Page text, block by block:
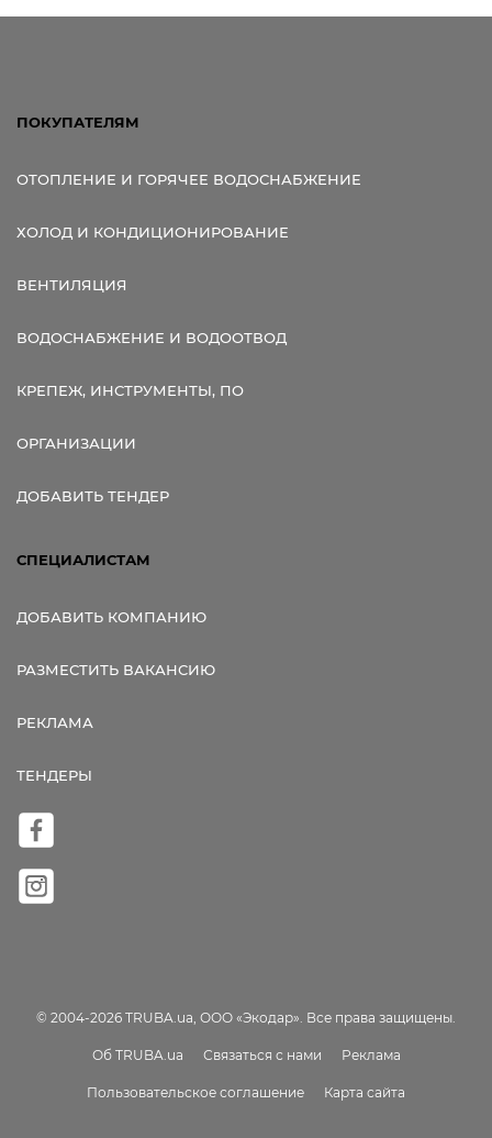
ПОКУПАТЕЛЯМ
ОТОПЛЕНИЕ И ГОРЯЧЕЕ ВОДОСНАБЖЕНИЕ
ХОЛОД И КОНДИЦИОНИРОВАНИЕ
ВЕНТИЛЯЦИЯ
ВОДОСНАБЖЕНИЕ И ВОДООТВОД
КРЕПЕЖ, ИНСТРУМЕНТЫ, ПО
ОРГАНИЗАЦИИ
ДОБАВИТЬ ТЕНДЕР
СПЕЦИАЛИСТАМ
ДОБАВИТЬ КОМПАНИЮ
РАЗМЕСТИТЬ ВАКАНСИЮ
РЕКЛАМА
ТЕНДЕРЫ
© 2004-2026 TRUBA.ua, ООО «Экодар». Все права защищены.
Об TRUBA.ua Связаться с нами Реклама
Пользовательское соглашение Карта сайта